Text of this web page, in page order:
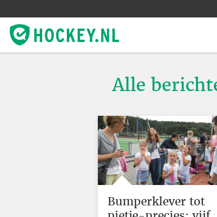
Alle
Bumperklever tot